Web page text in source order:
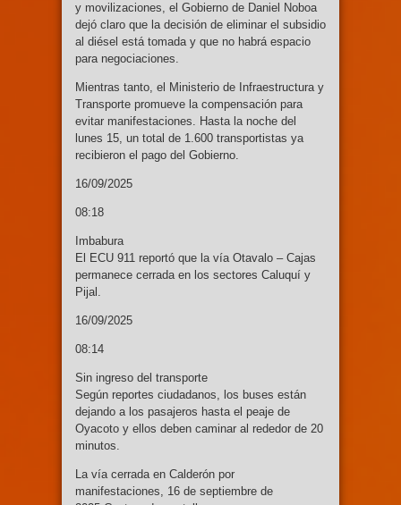
y movilizaciones, el Gobierno de Daniel Noboa
dejó claro que la decisión de eliminar el subsidio
al diésel está tomada y que no habrá espacio
para negociaciones.
Mientras tanto, el Ministerio de Infraestructura y
Transporte promueve la compensación para
evitar manifestaciones. Hasta la noche del
lunes 15, un total de 1.600 transportistas ya
recibieron el pago del Gobierno.
16/09/2025
08:18
Imbabura
El ECU 911 reportó que la vía Otavalo – Cajas
permanece cerrada en los sectores Caluquí y
Pijal.
16/09/2025
08:14
Sin ingreso del transporte
Según reportes ciudadanos, los buses están
dejando a los pasajeros hasta el peaje de
Oyacoto y ellos deben caminar al rededor de 20
minutos.
La vía cerrada en Calderón por
manifestaciones, 16 de septiembre de